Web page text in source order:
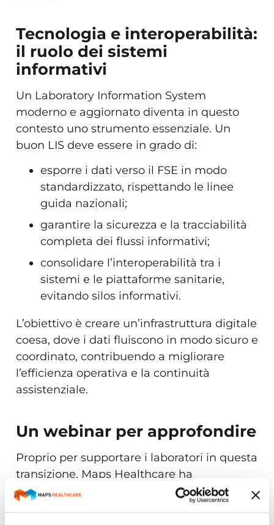
Tecnologia e interoperabilità:
il ruolo dei sistemi
informativi
Un Laboratory Information System
moderno e aggiornato diventa in questo
contesto uno strumento essenziale. Un
buon LIS deve essere in grado di:
esporre i dati verso il FSE in modo
standardizzato, rispettando le linee
guida nazionali;
garantire la sicurezza e la tracciabilità
completa dei flussi informativi;
consolidare l’interoperabilità tra i
sistemi e le piattaforme sanitarie,
evitando silos informativi.
L’obiettivo è creare un’infrastruttura digitale
coesa, dove i dati fluiscono in modo sicuro e
coordinato, contribuendo a migliorare
l’efficienza operativa e la continuità
assistenziale.
Un webinar per approfondire
Proprio per supportare i laboratori in questa
transizione, Maps Healthcare ha
organizzato un webinar gratuito dal
“AlchymiA® e il Fascicolo Sanitario